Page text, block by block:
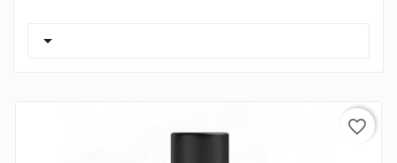

favorite_border